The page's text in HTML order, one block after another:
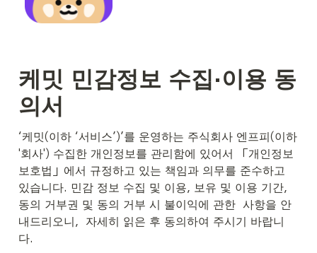
케밋 민감정보 수집·이용 동
의서
‘케밋(이하 ‘서비스’)’를 운영하는 주식회사 엔프피(이하
'회사') 수집한 개인정보를 관리함에 있어서 「개인정보
보호법」에서 규정하고 있는 책임과 의무를 준수하고
있습니다. 민감 정보 수집 및 이용, 보유 및 이용 기간,
동의 거부권 및 동의 거부 시 불이익에 관한  사항을 안
내드리오니,  자세히 읽은 후 동의하여 주시기 바랍니
다.